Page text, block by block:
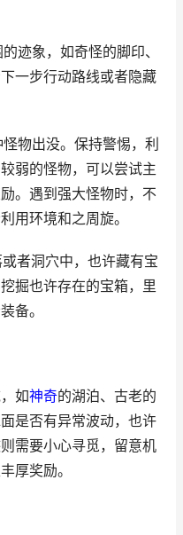
迹象，如奇怪的脚印、
一步行动路线或者隐藏
物出没。保持警惕，利
弱的怪物，可以尝试主
。遇到强大怪物时，不
用环境和之周旋。
者洞穴中，也许藏有宝
掘也许存在的宝箱，里
备。
如神奇的湖泊、古老的
是否有异常波动，也许
需要小心寻觅，留意机
厚奖励。